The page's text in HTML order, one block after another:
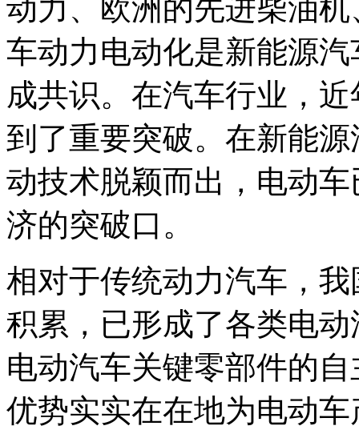
动力、欧洲的先进柴油
车动力电动化是新能源
成共识。在汽车行业，
到了重要突破。在新能
动技术脱颖而出，电动
济的突破口。
相对于传统动力汽车，
积累，已形成了各类电
电动汽车关键零部件的
优势实实在在地为电动